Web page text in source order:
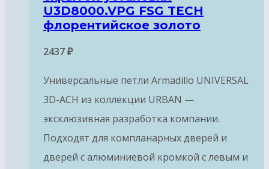
U3D8000.VPG FSG TECH
флорентийское золото
2437₽
Универсальные петли Armadillo UNIVERSAL
3D-ACH из коллекции URBAN —
эксклюзивная разработка компании.
Подходят для компланарных дверей и
дверей с алюминиевой кромкой с левым и